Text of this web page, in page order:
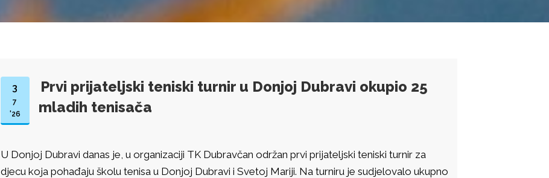
3
7
'26
Prvi prijateljski teniski turnir u Donjoj Dubravi okupio 25
mladih tenisača
U Donjoj Dubravi danas je, u organizaciji TK Dubravčan održan prvi prijateljski teniski turnir za
djecu koja pohađaju školu tenisa u Donjoj Dubravi i Svetoj Mariji. Na turniru je sudjelovalo ukupno